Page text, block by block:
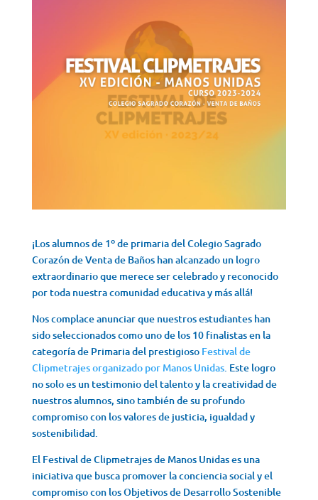
¡Los alumnos de 1º de primaria del Colegio Sagrado
Corazón de Venta de Baños han alcanzado un logro
extraordinario que merece ser celebrado y reconocido
por toda nuestra comunidad educativa y más allá!
Nos complace anunciar que nuestros estudiantes han
sido seleccionados como uno de los 10 finalistas en la
categoría de Primaria del prestigioso Festival de
Clipmetrajes organizado por Manos Unidas. Este logro
no solo es un testimonio del talento y la creatividad de
nuestros alumnos, sino también de su profundo
compromiso con los valores de justicia, igualdad y
sostenibilidad.
El Festival de Clipmetrajes de Manos Unidas es una
iniciativa que busca promover la conciencia social y el
compromiso con los Objetivos de Desarrollo Sostenible